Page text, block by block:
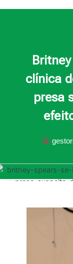
clínica
presa